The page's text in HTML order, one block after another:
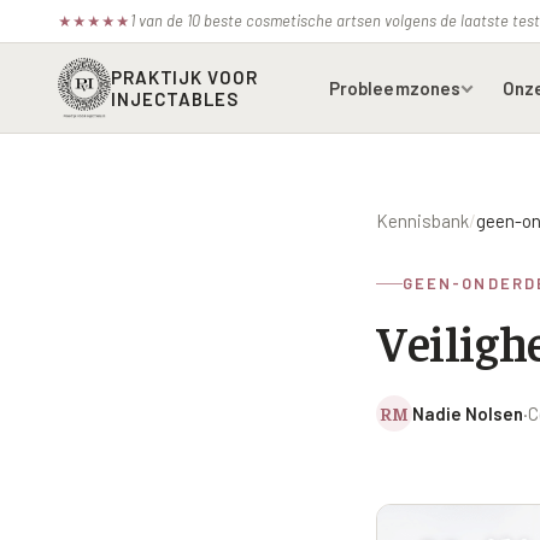
★ ★ ★ ★ ★ 1 van de 10 beste cosmetische artsen volgens de laatste
PRAKTIJK VOOR
INJECTABLES
Probleemzones
Wenkbrauwen
Kraaienpootjes
Donkere kringen onder de
Traangoot en wallen
Kennisbank/geen-
GEEN-
RM Nadie Nolsen·